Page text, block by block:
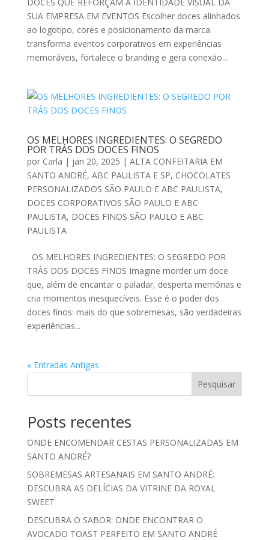
SUA EMPRESA EM EVENTOS Escolher doces alinhados
ao logotipo, cores e posicionamento da marca
transforma eventos corporativos em experiências
memoráveis, fortalece o branding e gera conexão...
OS MELHORES INGREDIENTES: O SEGREDO
POR TRÁS DOS DOCES FINOS
por Carla | jan 20, 2025 | ALTA CONFEITARIA EM
SANTO ANDRÉ, ABC PAULISTA E SP, CHOCOLATES
PERSONALIZADOS SÃO PAULO E ABC PAULISTA,
DOCES CORPORATIVOS SÃO PAULO E ABC
PAULISTA, DOCES FINOS SÃO PAULO E ABC
PAULISTA
OS MELHORES INGREDIENTES: O SEGREDO POR
TRÁS DOS DOCES FINOS Imagine morder um doce
que, além de encantar o paladar, desperta memórias e
cria momentos inesquecíveis. Esse é o poder dos
doces finos: mais do que sobremesas, são verdadeiras
experiências...
« Entradas Antigas
Pesquisar
Posts recentes
ONDE ENCOMENDAR CESTAS PERSONALIZADAS EM
SANTO ANDRÉ?
SOBREMESAS ARTESANAIS EM SANTO ANDRÉ:
DESCUBRA AS DELÍCIAS DA VITRINE DA ROYAL
SWEET
DESCUBRA O SABOR: ONDE ENCONTRAR O
AVOCADO TOAST PERFEITO EM SANTO ANDRÉ